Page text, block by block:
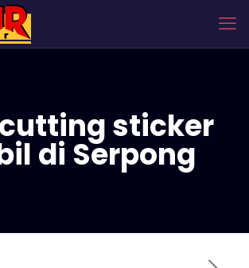
sticker
di Serpong